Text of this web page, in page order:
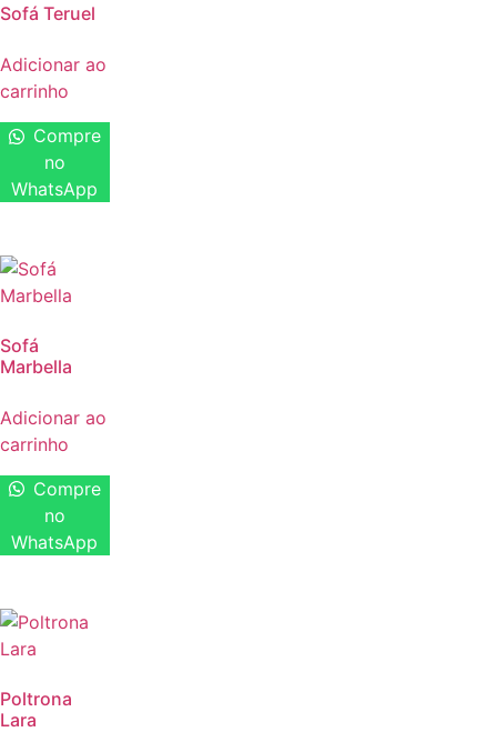
Sofá Teruel
Adicionar ao
carrinho
Compre
no
WhatsApp
Sofá
Marbella
Adicionar ao
carrinho
Compre
no
WhatsApp
Poltrona
Lara